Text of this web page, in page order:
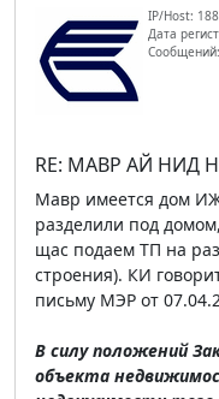
IP/Host:
Дата
RE: МАВР АЙ НИД
Мавр имеется дом
разделили под
щас подаем ТП на
строения). КИ
письму МЭР от
В силу положений
объекта